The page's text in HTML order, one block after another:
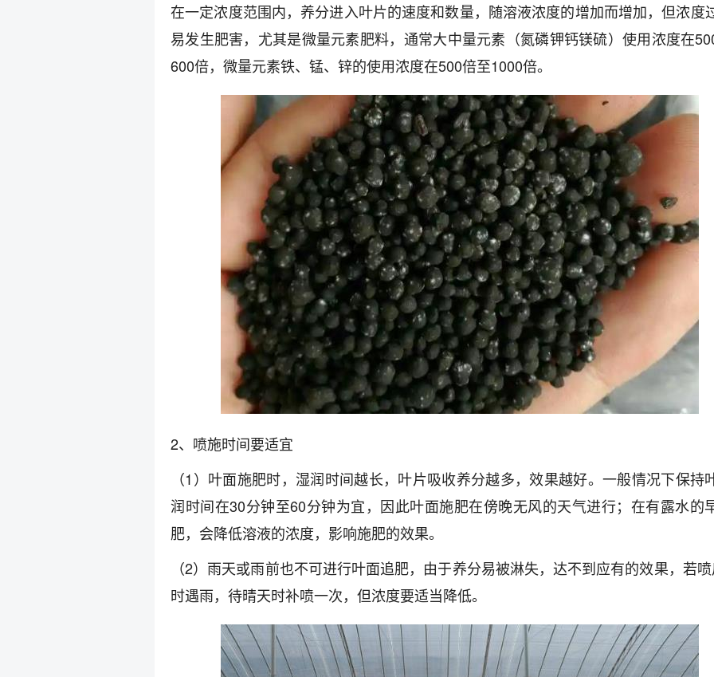
在一定浓度范围内，养分进入叶片的速度和数量，随溶液浓度的增加而增加，但浓度
易发生肥害，尤其是微量元素肥料，通常大中量元素（氮磷钾钙镁硫）使用浓度在
600倍，微量元素铁、锰、锌的使用浓度在500倍至1000倍。
2、喷施时间要适宜
（1）叶面施肥时，湿润时间越长，叶片吸收养分越多，效果越好。一般情况下保持
润时间在30分钟至60分钟为宜，因此叶面施肥在傍晚无风的天气进行；在有露水的
肥，会降低溶液的浓度，影响施肥的效果。
（2）雨天或雨前也不可进行叶面追肥，由于养分易被淋失，达不到应有的效果，若
时遇雨，待晴天时补喷一次，但浓度要适当降低。